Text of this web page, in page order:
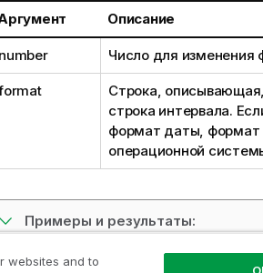
Описание
number Число для изменения
Строка,
строка интервала.
формат даты, формат
операционной
Примеры и результаты:
websites and to